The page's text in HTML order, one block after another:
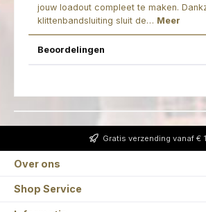
jouw loadout compleet te maken.
klittenbandsluiting sluit de… Meer
Beoordelingen
Gratis verzending vanaf €
Over ons
Shop Service